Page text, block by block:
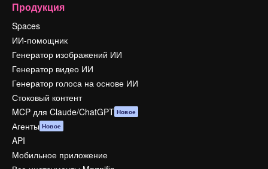
Продукция
Spaces
ИИ-помощник
Генератор изображений ИИ
Генератор видео ИИ
Генератор голоса на основе ИИ
Стоковый контент
MCP для Claude/ChatGPT Новое
Агенты Новое
API
Мобильное приложение